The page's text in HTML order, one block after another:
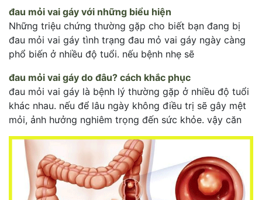
đau mỏi vai gáy với những biểu hiện
Những triệu chứng thường gặp cho biết bạn đang bị
đau mỏi vai gáy tình trạng đau mỏ vai gáy ngày càng
phổ biến ở nhiều độ tuổi. nếu bệnh nhẹ sẽ
đau mỏi vai gáy do đâu? cách khắc phục
đau mỏi vai gáy là bệnh lý thường gặp ở nhiều độ tuổi
khác nhau. nếu để lâu ngày không điều trị sẽ gây mệt
mỏi, ảnh hưởng nghiêm trọng đến sức khỏe. vậy căn